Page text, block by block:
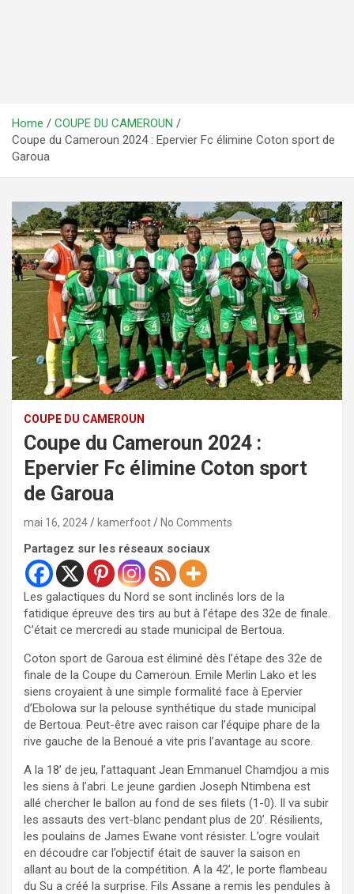
Home
COUPE DU CAMEROUN
Coupe du Cameroun 2024 : Epervier Fc élimine Coton sport de
Garoua
COUPE DU CAMEROUN
Coupe du Cameroun 2024 :
Epervier Fc élimine Coton sport
de Garoua
mai 16, 2024 kamerfoot No Comments
Partagez sur les réseaux sociaux
Les galactiques du Nord se sont inclinés lors de la
fatidique épreuve des tirs au but à l’étape des 32e de finale.
C’était ce mercredi au stade municipal de Bertoua.
Coton sport de Garoua est éliminé dès l’étape des 32e de
finale de la Coupe du Cameroun. Emile Merlin Lako et les
siens croyaient à une simple formalité face à Epervier
d’Ebolowa sur la pelouse synthétique du stade municipal
de Bertoua. Peut-être avec raison car l’équipe phare de la
rive gauche de la Benoué a vite pris l’avantage au score.
A la 18’ de jeu, l’attaquant Jean Emmanuel Chamdjou a mis
les siens à l’abri. Le jeune gardien Joseph Ntimbena est
allé chercher le ballon au fond de ses filets (1-0). Il va subir
les assauts des vert-blanc pendant plus de 20’. Résilients,
les poulains de James Ewane vont résister. L’ogre voulait
en découdre car l’objectif était de sauver la saison en
allant au bout de la compétition. A la 42’, le porte flambeau
du Su a créé la surprise. Fils Assane a remis les pendules à